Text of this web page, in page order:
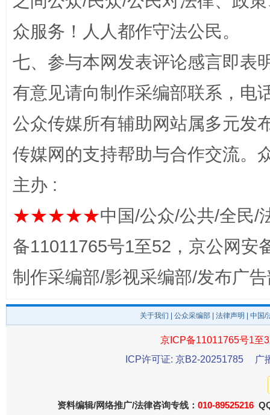
东山县通报“牛蛙产品抗生素超标问题”
众服务！人人都作守法公民。
七、参与本网发表评论感言即表
有意见请向制作采编部联系，电
公众传媒所有辅助网站属多元发
传媒网的支持帮助与合作交流。
主办 :
★★★★★中国/公众/公共/全民/
备11011765号1至52，京公网安
制作采编部/影视采编部/发布广
关于我们 公众采编部 法律声明 | 中国
京ICP备11011765号1至
ICP许可证: 京B2-20251785
广
资料编辑/网络推广/法律咨询专线： 010-89525216